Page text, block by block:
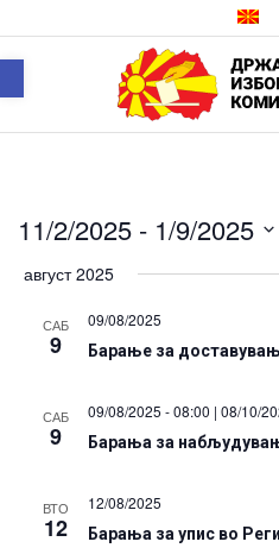
Open toolbar
11/2/2025 - 1/9/2025
август 2025
САБ
9
09/08/2025
Барање за
САБ
9
09/08/2025 - 08:00 | 08/10/
Барања за
ВТО
12
12/08/2025
Барања за упис во